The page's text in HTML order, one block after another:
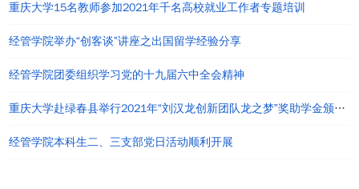
重庆大学15名教师参加2021年千名高校就业工作者专题培训
经管学院举办“创客谈”讲座之出国留学经验分享
经管学院团委组织学习党的十九届六中全会精神
重庆大学赴绿春县举行2021年“刘汉龙创新团队龙之梦”奖助学金颁发仪式
经管学院本科生二、三支部党日活动顺利开展